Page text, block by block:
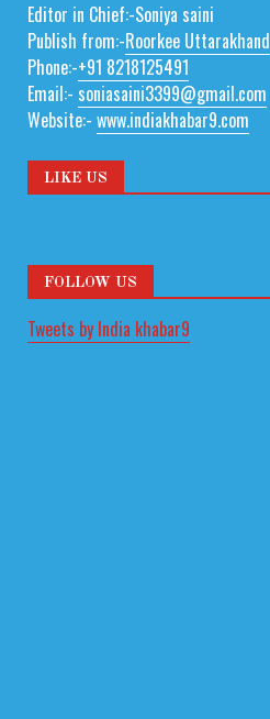
Editor in Chief:-Soniya saini
Publish from:-Roorkee Uttarakhand
Phone:-+91 8218125491
Email:- soniasaini3399@gmail.com
Website:- www.indiakhabar9.com
LIKE US
FOLLOW US
Tweets by India khabar9